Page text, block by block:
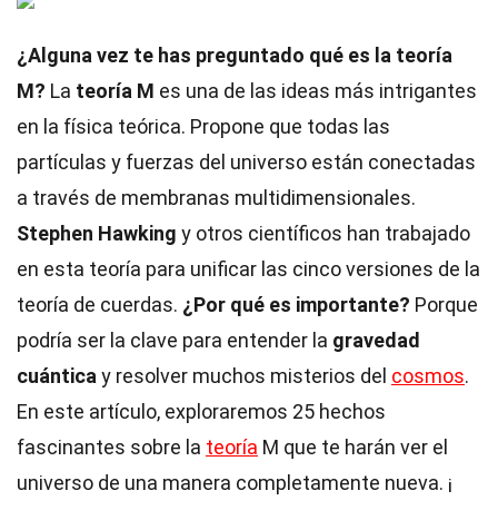
¿Alguna vez te has preguntado qué es la teoría
M? La teoría M es una de las ideas más intrigantes
en la física teórica. Propone que todas las
partículas y fuerzas del universo están conectadas
a través de membranas multidimensionales.
Stephen Hawking y otros científicos han trabajado
en esta teoría para unificar las cinco versiones de la
teoría de cuerdas. ¿Por qué es importante? Porque
podría ser la clave para entender la gravedad
cuántica y resolver muchos misterios del cosmos.
En este artículo, exploraremos 25 hechos
fascinantes sobre la teoría M que te harán ver el
universo de una manera completamente nueva. ¡